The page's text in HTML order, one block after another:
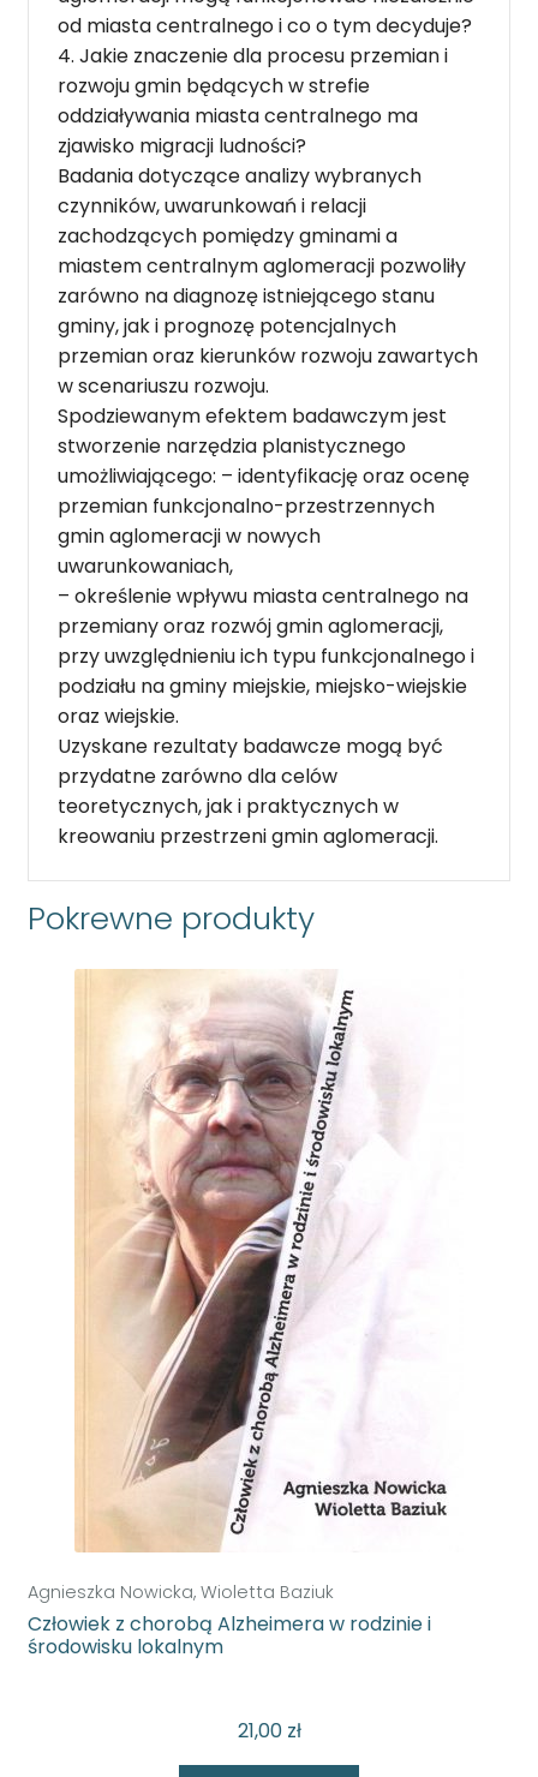
od miasta centralnego i co o tym decyduje?
4. Jakie znaczenie dla procesu przemian i
rozwoju gmin będących w strefie
oddziaływania miasta centralnego ma
zjawisko migracji ludności?
Badania dotyczące analizy wybranych
czynników, uwarunkowań i relacji
zachodzących pomiędzy gminami a
miastem centralnym aglomeracji pozwoliły
zarówno na diagnozę istniejącego stanu
gminy, jak i prognozę potencjalnych
przemian oraz kierunków rozwoju zawartych
w scenariuszu rozwoju.
Spodziewanym efektem badawczym jest
stworzenie narzędzia planistycznego
umożliwiającego: – identyfikację oraz ocenę
przemian funkcjonalno-przestrzennych
gmin aglomeracji w nowych
uwarunkowaniach,
– określenie wpływu miasta centralnego na
przemiany oraz rozwój gmin aglomeracji,
przy uwzględnieniu ich typu funkcjonalnego i
podziału na gminy miejskie, miejsko-wiejskie
oraz wiejskie.
Uzyskane rezultaty badawcze mogą być
przydatne zarówno dla celów
teoretycznych, jak i praktycznych w
kreowaniu przestrzeni gmin aglomeracji.
Pokrewne produkty
Agnieszka Nowicka, Wioletta Baziuk
Człowiek z chorobą Alzheimera w rodzinie i
środowisku lokalnym
21,00 zł